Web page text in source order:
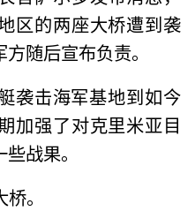
区的两座大桥遭到袭
随后宣布负责。
袭击海军基地到如今
加强了对克里米亚目
战果。
。